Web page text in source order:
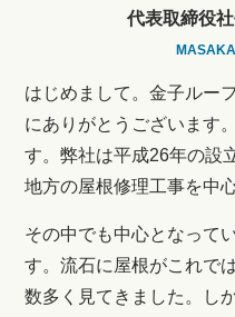
代表取締役
はじめまして。金子ルー
にありがとうございます
す。弊社は平成26年の設
地方の屋根修理工事を中
その中でも中心となって
す。流石に屋根がこれで
数多く見てきました。し